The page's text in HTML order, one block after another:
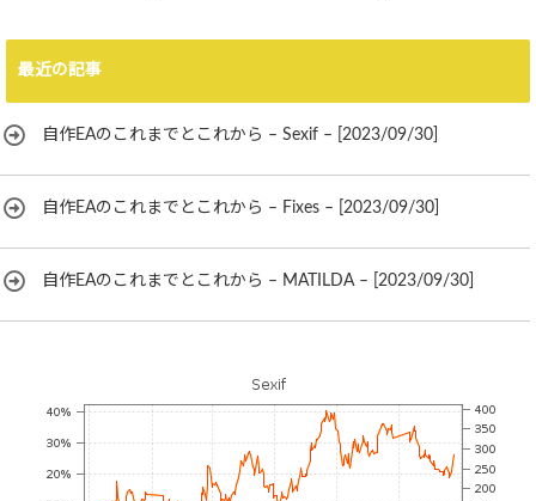
最近の記事
自作EAのこれまでとこれから – Sexif – [2023/09/30]
自作EAのこれまでとこれから – Fixes – [2023/09/30]
自作EAのこれまでとこれから – MATILDA – [2023/09/30]